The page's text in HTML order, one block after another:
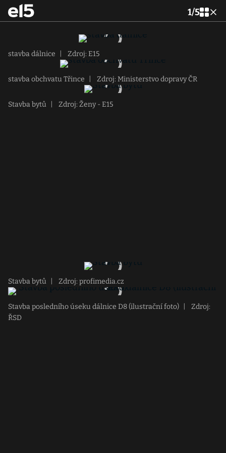
1/5
stavba dálnice Zdroj: E15
stavba obchvatu Třince Zdroj: Ministerstvo dopravy ČR
Stavba bytů Zdroj: Ženy - E15
Stavba bytů Zdroj: profimedia.cz
Stavba posledního úseku dálnice D8 (ilustrační foto)
Zdroj:
ŘSD